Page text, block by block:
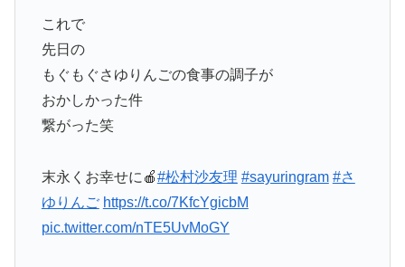
これで
先日の
もぐもぐさゆりんごの食事の調子が
おかしかった件
繋がった笑
末永くお幸せに🍎#松村沙友理 #sayuringram #さ
ゆりんご https://t.co/7KfcYgicbM
pic.twitter.com/nTE5UvMoGY